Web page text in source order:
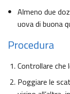
Almeno due
uova di buona
Procedura
Controllare
Poggiare le